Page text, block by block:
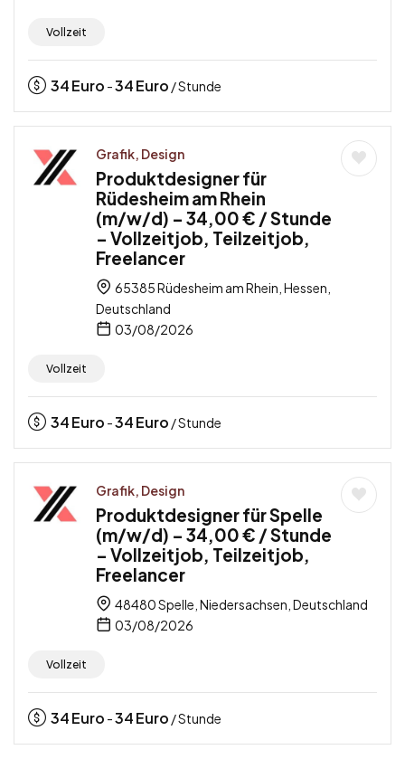
Vollzeit
34Euro -34Euro / Stunde
Grafik, Design
Produktdesigner für
Rüdesheim am Rhein
(m/w/d) – 34,00 € / Stunde
– Vollzeitjob, Teilzeitjob,
Freelancer
65385 Rüdesheim am Rhein, Hessen,
Deutschland
03/08/2026
Vollzeit
34Euro -34Euro / Stunde
Grafik, Design
Produktdesigner für Spelle
(m/w/d) – 34,00 € / Stunde
– Vollzeitjob, Teilzeitjob,
Freelancer
48480 Spelle, Niedersachsen, Deutschland
03/08/2026
Vollzeit
34Euro -34Euro / Stunde